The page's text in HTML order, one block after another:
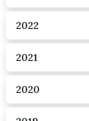
2022
2021
2020